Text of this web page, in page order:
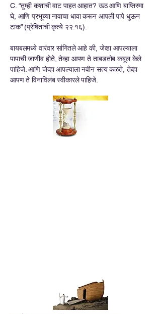
C. “तुम्ही कशाची वाट पाहत आहात? ऊठ आणि बाप्तिस्मा
घे, आणि प्रभूच्या नावाचा धावा करून आपली पापे धुऊन
टाक” (प्रेषितांची कृत्ये २२:१६).
बायबलमध्ये वारंवार सांगितले आहे की, जेव्हा आपल्याला
पापाची जाणीव होते, तेव्हा आपण ते ताबडतोब कबूल केले
पाहिजे. आणि जेव्हा आपल्याला नवीन सत्य कळते, तेव्हा
आपण ते विनाविलंब स्वीकारले पाहिजे.